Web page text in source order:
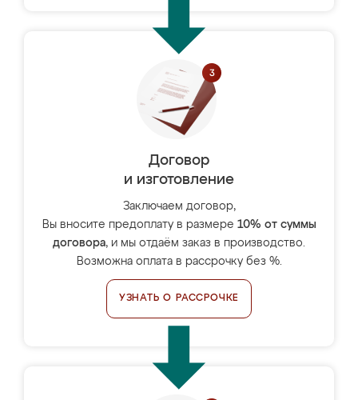
Договор
и изготовление
Заключаем договор,
Вы вносите предоплату в размере 10% от суммы
договора, и мы отдаём заказ в производство.
Возможна оплата в рассрочку без %.
УЗНАТЬ О РАССРОЧКЕ